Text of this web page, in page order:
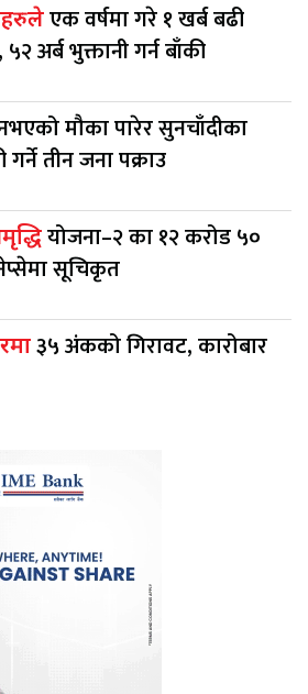
एक वर्षमा गरे १ खर्ब बढी
५२ अर्ब भुक्तानी गर्न बाँकी
मौका पारेर सुनचाँदीका
तीन जना पक्राउ
योजना–२ का १२ करोड ५०
सूचिकृत
३५ अंकको गिरावट, कारोबार